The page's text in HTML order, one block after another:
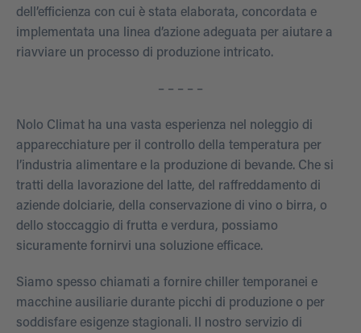
dell’efficienza con cui è stata elaborata, concordata e
implementata una linea d’azione adeguata per aiutare a
riavviare un processo di produzione intricato.
– – – – –
Nolo Climat ha una vasta esperienza nel noleggio di
apparecchiature per il controllo della temperatura per
l’industria alimentare e la produzione di bevande. Che si
tratti della lavorazione del latte, del raffreddamento di
aziende dolciarie, della conservazione di vino o birra, o
dello stoccaggio di frutta e verdura, possiamo
sicuramente fornirvi una soluzione efficace.
Siamo spesso chiamati a fornire chiller temporanei e
macchine ausiliarie durante picchi di produzione o per
soddisfare esigenze stagionali. Il nostro servizio di